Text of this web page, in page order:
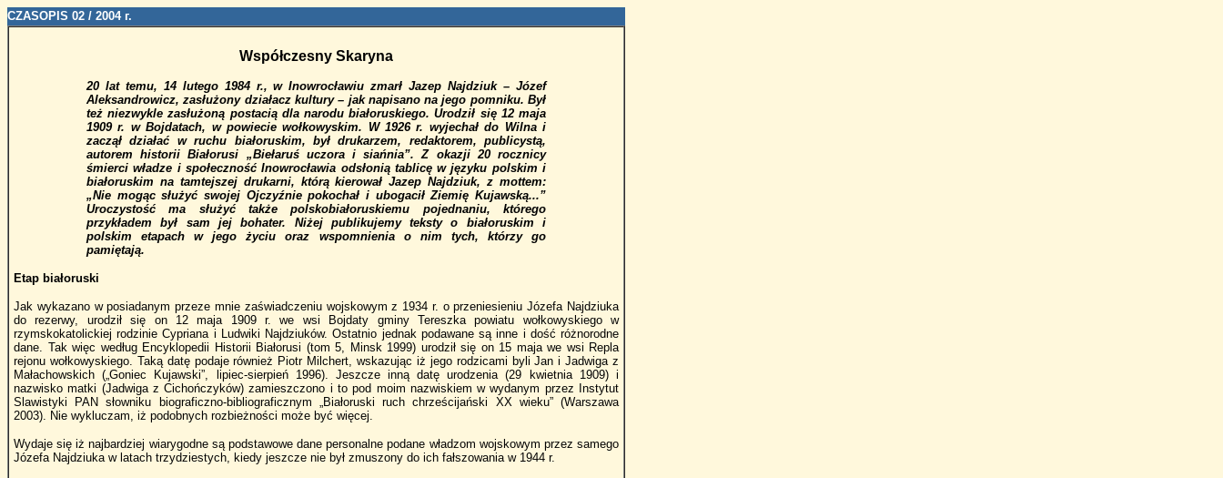
CZASOPIS 02 / 2004 г.
Współczesny Skaryna
20 lat temu, 14 lutego 1984 r., w Inowrocławiu zmarł Jazep Najdziuk – Józef
Aleksandrowicz, zasłużony działacz kultury – jak napisano na jego pomniku. Był
też niezwykle zasłużoną postacią dla narodu białoruskiego. Urodził się 12 maja
1909 r. w Bojdatach, w powiecie wołkowyskim. W 1926 r. wyjechał do Wilna i
zaczął działać w ruchu białoruskim, był drukarzem, redaktorem, publicystą,
autorem historii Białorusi „Biełaruś uczora i siańnia”. Z okazji 20 rocznicy
śmierci władze i społeczność Inowrocławia odsłonią tablicę w języku polskim i
białoruskim na tamtejszej drukarni, którą kierował Jazep Najdziuk, z mottem:
„Nie mogąc służyć swojej Ojczyźnie pokochał i ubogacił Ziemię Kujawską...”
Uroczystość ma służyć także polskobiałoruskiemu pojednaniu, którego
przykładem był sam jej bohater. Niżej publikujemy teksty o białoruskim i
polskim etapach w jego życiu oraz wspomnienia o nim tych, którzy go
pamiętają.
Etap białoruski
Jak wykazano w posiadanym przeze mnie zaświadczeniu wojskowym z 1934 r. o przeniesieniu Józefa Najdziuka
do rezerwy, urodził się on 12 maja 1909 r. we wsi Bojdaty gminy Tereszka powiatu wołkowyskiego w
rzymskokatolickiej rodzinie Cypriana i Ludwiki Najdziuków. Ostatnio jednak podawane są inne i dość różnorodne
dane. Tak więc według Encyklopedii Historii Białorusi (tom 5, Minsk 1999) urodził się on 15 maja we wsi Repla
rejonu wołkowyskiego. Taką datę podaje również Piotr Milchert, wskazując iż jego rodzicami byli Jan i Jadwiga z
Małachowskich („Goniec Kujawski”, lipiec-sierpień 1996). Jeszcze inną datę urodzenia (29 kwietnia 1909) i
nazwisko matki (Jadwiga z Cichończyków) zamieszczono i to pod moim nazwiskiem w wydanym przez Instytut
Slawistyki PAN słowniku biograficzno-bibliograficznym „Białoruski ruch chrześcijański XX wieku” (Warszawa
2003). Nie wykluczam, iż podobnych rozbieżności może być więcej.
Wydaje się iż najbardziej wiarygodne są podstawowe dane personalne podane władzom wojskowym przez samego
Józefa Najdziuka w latach trzydziestych, kiedy jeszcze nie był zmuszony do ich fałszowania w 1944 r.